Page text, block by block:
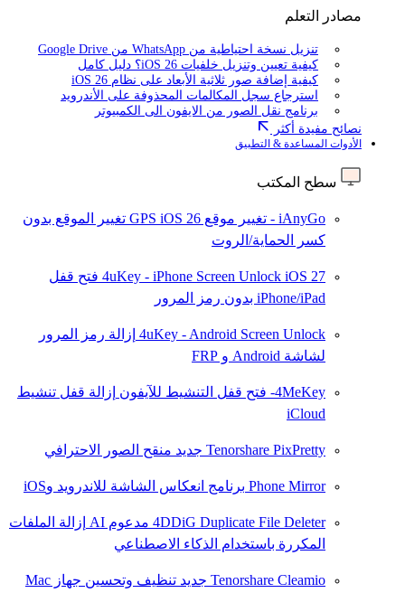
مصادر التعلم
تنزيل نسخة احتياطية من WhatsApp من Google Drive
كيفية تعيين وتنزيل خلفيات iOS 26؟ دليل كامل
كيفية إضافة صور ثلاثية الأبعاد على نظام iOS 26
استرجاع سجل المكالمات المحذوفة على الأندرويد
برنامج نقل الصور من الايفون الى الكمبيوتر
نصائح مفيدة أكثر
الأدوات المساعدة & التطبيق
سطح المكتب
iAnyGo - تغيير موقع GPS iOS 26
تغيير الموقع بدون
كسر الحماية/الروت
4uKey - iPhone Screen Unlock iOS 27
فتح قفل
iPhone/iPad بدون رمز المرور
4uKey - Android Screen Unlock إزالة رمز المرور
لشاشة Android و FRP
4MeKey- فتح قفل التنشيط للآيفون
إزالة قفل تنشيط
iCloud
Tenorshare PixPretty جديد منقح الصور الاحترافي
Phone Mirror برنامج انعكاس الشاشة للاندرويد وiOS
4DDiG Duplicate File Deleter مدعوم AI
إزالة الملفات
المكررة باستخدام الذكاء الاصطناعي
Tenorshare Cleamio جديد
تنظيف وتحسين جهاز Mac